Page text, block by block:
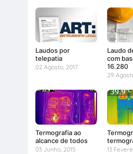
Laudos por
telepatia
02 Agosto, 2017
Laudo
com
16.280
29
Termografia ao
alcance de todos
03 Junho, 2015 13